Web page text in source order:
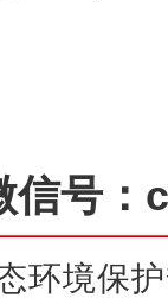
信号
环境保